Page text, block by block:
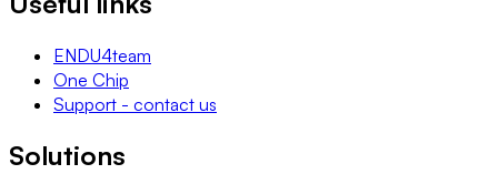
ENDU4team
One Chip
Support - contact us
Solutions